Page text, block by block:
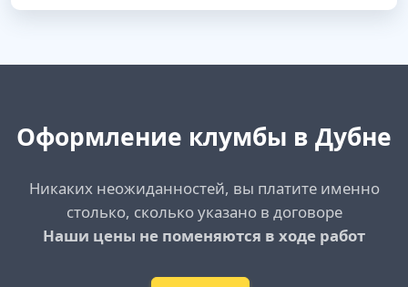
Оформление клумбы в Дубне
Никаких неожиданностей, вы платите именно
столько, сколько указано в договоре
Наши цены не поменяются в ходе работ